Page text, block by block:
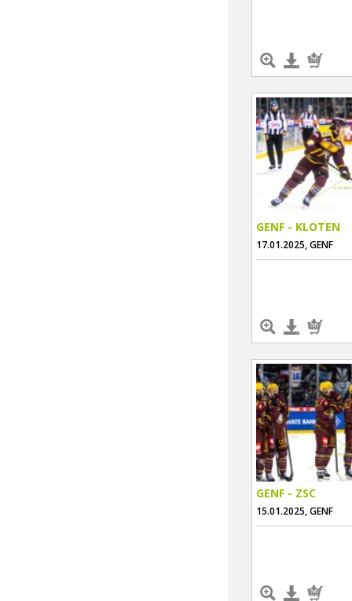
GENF - KLOTEN
17.01.2025, GENF
GENF - ZSC
15.01.2025, GENF